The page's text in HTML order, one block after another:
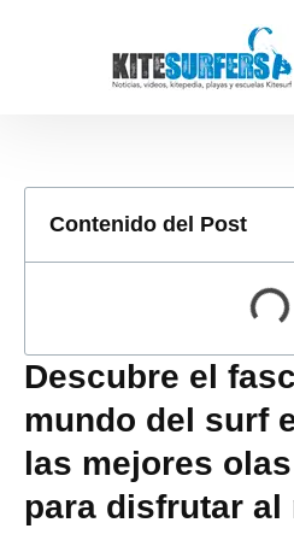
Descubre el
mundo del surf
las mejores
para disfrutar al
Contenido del Post